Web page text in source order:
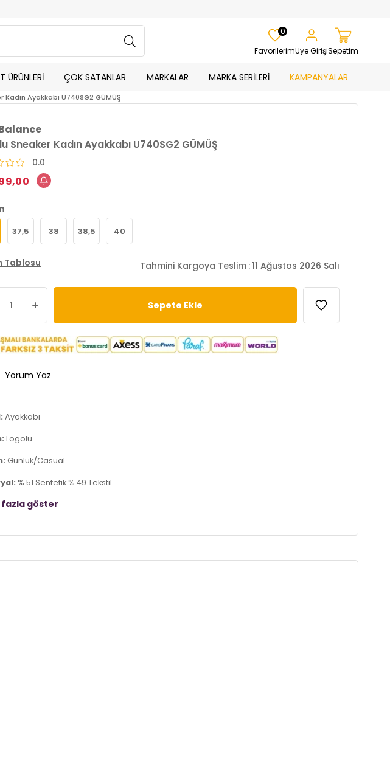
Favorilerim
0
Üye GirişiSepetim
ÜRÜNLERİ ÇOK SATANLAR MARKALAR MARKA SERİLERİ KAMPANYALAR
Kadın Ayakkabı U740SG2 GÜMÜŞ
Sneaker Kadın Ayakkabı U740SG2 GÜMÜŞ
0.0
37,5 38 38,5 40
Tablosu Tahmini Kargoya Teslim :11 Ağustos 2026 Salı
Yorum Yaz
Ayakkabı
Logolu
Günlük/Casual
% 51 Sentetik % 49 Tekstil
Şekli:Bağcıklı
fazla göster